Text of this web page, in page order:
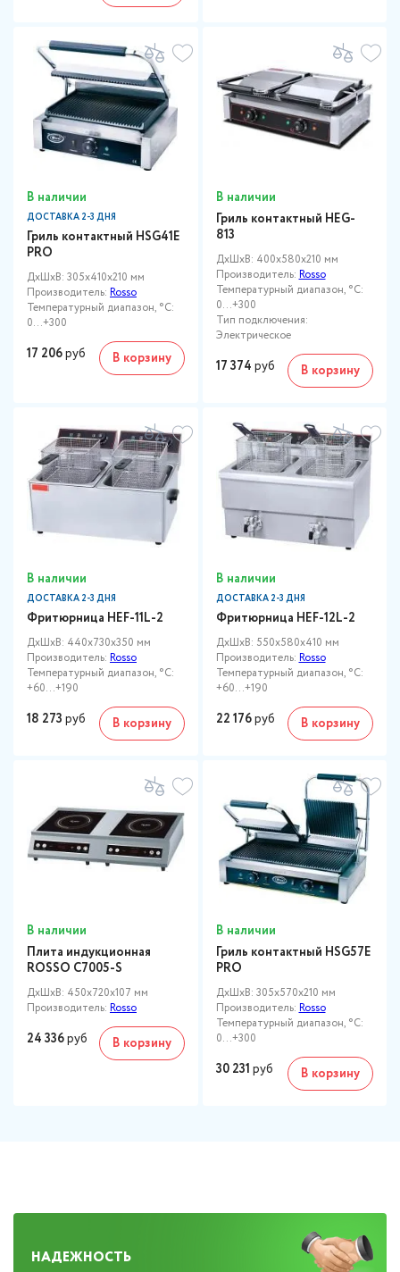
В наличии
ДОСТАВКА 2-3 ДНЯ
Гриль контактный HSG41E
PRO
ДxШxВ: 305x410x210 мм
Производитель: Rosso
Температурный диапазон, °C:
0...+300
17 206руб В корзину
В наличии
Гриль контактный HEG-
813
ДxШxВ: 400x580x210 мм
Производитель: Rosso
Температурный диапазон, °C:
0…+300
Тип подключения:
Электрическое
17 374 руб В корзину
В наличии
ДОСТАВКА 2-3 ДНЯ
Фритюрница HEF-11L-2
ДxШxВ: 440x730x350 мм
Производитель: Rosso
Температурный диапазон, °C:
+60…+190
18 273 руб В корзину
В наличии
ДОСТАВКА 2-3 ДНЯ
Фритюрница HEF-12L-2
ДxШxВ: 550x580x410 мм
Производитель: Rosso
Температурный диапазон, °C:
+60…+190
22 176руб В корзину
В наличии
Плита индукционная
ROSSO C7005-S
ДxШxВ: 450x720x107 мм
Производитель: Rosso
24 336руб В корзину
В наличии
Гриль контактный HSG57E
PRO
ДxШxВ: 305x570x210 мм
Производитель: Rosso
Температурный диапазон, °C:
0...+300
30 231 руб В корзину
НАДЕЖНОСТЬ